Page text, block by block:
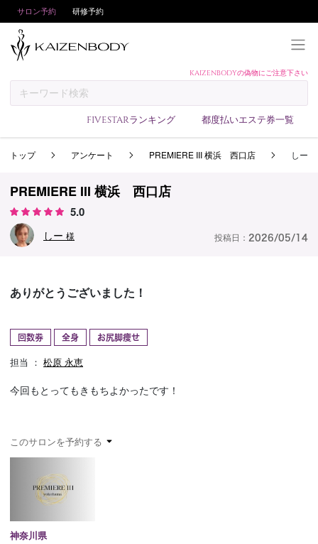
サロン予約 研修予約
KAIZENBODYの偽物にご注意下さい
FIVESTARランキング 都度払いエステ券一覧
予約方法
サロンランキング
技術者ランキング
予約確認
トップ アンケート PREMIERE III 横浜 西口店 しー
PREMIERE III 横浜 西口店
5.0
しー 様 投稿日： 2026/05/14
ありがとうございました！
回数券 全身 お尻脚痩せ
担当 ： 松原 永恵
今回もとってもきもちよかったです！
このサロンを予約する
神奈川県